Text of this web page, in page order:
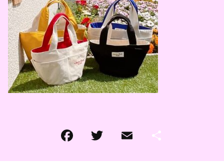
トートバッグ
その他
並び順
その他
在庫あり セール